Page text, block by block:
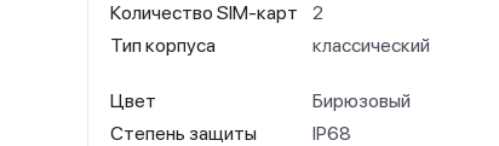
Количество SIM-карт
2
Тип корпуса
классический
Цвет
Бирюзовый
Степень защиты
IP68